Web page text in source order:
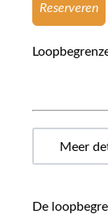
Reserveren
De